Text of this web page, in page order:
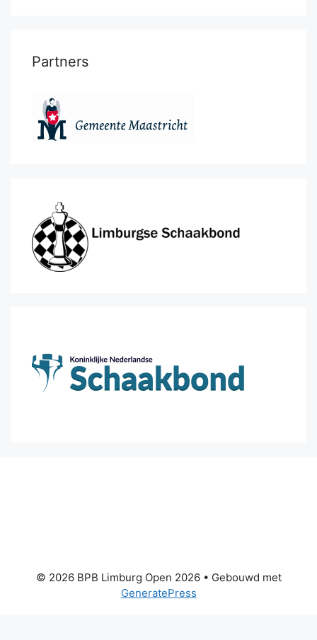
Partners
© 2026 BPB Limburg Open 2026• Gebouwd met
GeneratePress